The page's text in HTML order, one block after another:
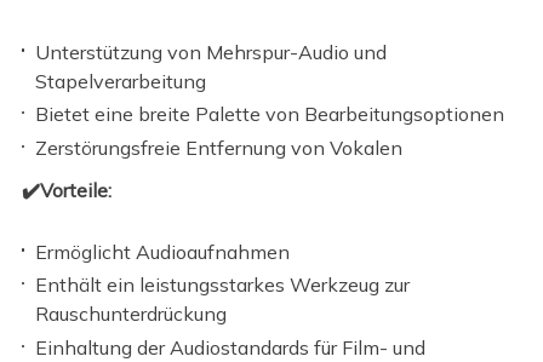
Unterstützung von Mehrspur-Audio und
Stapelverarbeitung
Bietet eine breite Palette von Bearbeitungsoptionen
Zerstörungsfreie Entfernung von Vokalen
✔️Vorteile:
Ermöglicht Audioaufnahmen
Enthält ein leistungsstarkes Werkzeug zur
Rauschunterdrückung
Einhaltung der Audiostandards für Film- und